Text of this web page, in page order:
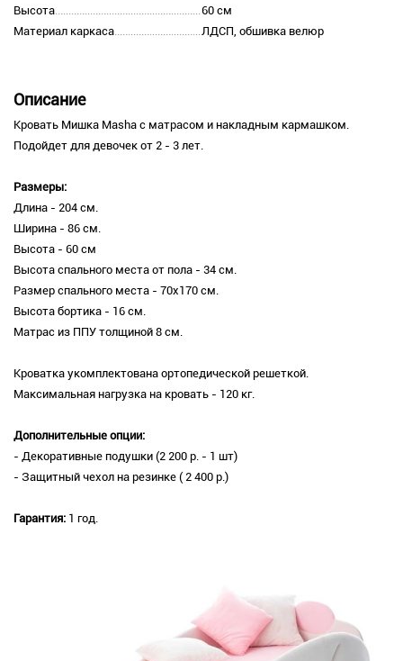
Высота
60 см
Материал каркаса
ЛДСП, обшивка велюр
Описание
Кровать Мишка Masha с матрасом и накладным кармашком.
Подойдет для девочек от 2 - 3 лет.
Размеры:
Длина - 204 см.
Ширина - 86 см.
Высота - 60 см
Высота спального места от пола - 34 см.
Размер спального места - 70х170 см.
Высота бортика - 16 см.
Матрас из ППУ толщиной 8 см.
Кроватка укомплектована ортопедической решеткой.
Максимальная нагрузка на кровать - 120 кг.
Дополнительные опции:
- Декоративные подушки (2 200 р. - 1 шт)
- Защитный чехол на резинке ( 2 400 р.)
Гарантия: 1 год.